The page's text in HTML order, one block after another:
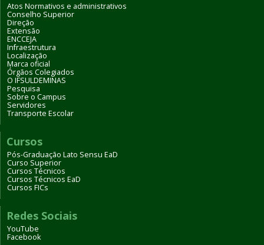
Atos Normativos e administrativos
Conselho Superior
Direção
Extensão
ENCCEJA
Infraestrutura
Localização
Marca oficial
Órgãos Colegiados
O IFSULDEMINAS
Pesquisa
Sobre o Campus
Servidores
Transporte Escolar
Cursos
Pós-Graduação Lato Sensu EaD
Curso Superior
Cursos Técnicos
Cursos Técnicos EaD
Cursos FICs
Redes Sociais
YouTube
Facebook